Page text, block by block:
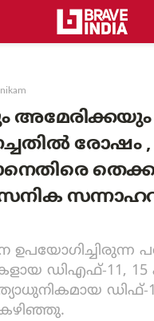
അമേരിക്കയും
രോഷം ,
ഡിഎഫ്-11, 15
ഡിഫ്-